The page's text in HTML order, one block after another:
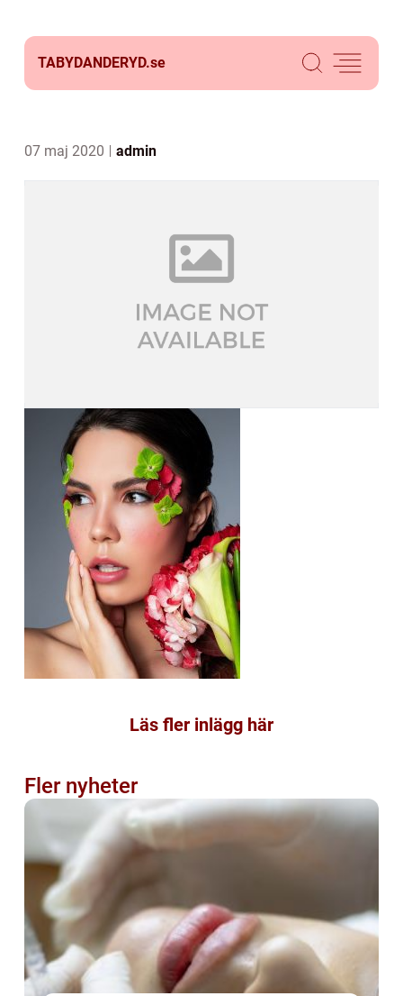
TABYDANDERYD.se
07 maj 2020 admin
Läs fler inlägg här
Fler nyheter